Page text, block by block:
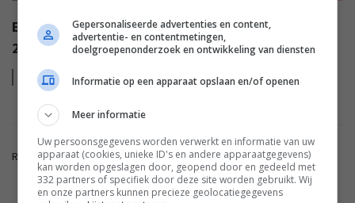
EISA AWARDS: WAT ZIJN DE BESTE PRODUCTEN VAN
2022?
Leesmeer
Reacties zijn gesloten.
Gepersonaliseerde advertenties en content,
advertentie- en contentmetingen,
doelgroepenonderzoek en ontwikkeling van diensten
Informatie op een apparaat opslaan en/of openen
Meer informatie
Uw persoonsgegevens worden verwerkt en informatie van uw
apparaat (cookies, unieke ID's en andere apparaatgegevens)
kan worden opgeslagen door, geopend door en gedeeld met
332 partners of specifiek door deze site worden gebruikt. Wij
en onze partners kunnen precieze geolocatiegegevens